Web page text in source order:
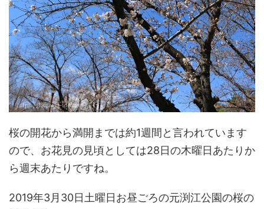
桜の開花から満開までは約1週間と言われています
ので、お花見の見頃としては28日の木曜日あたりか
ら週末あたりですね。
2019年3月30日土曜日お昼ごろの元渕江公園の桜の